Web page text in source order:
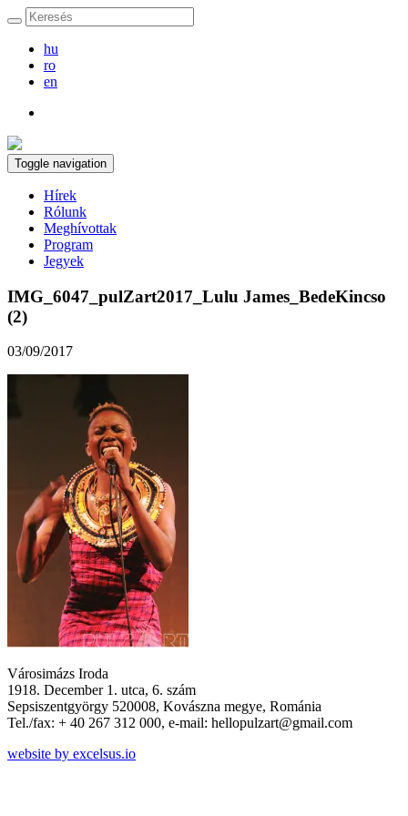
hu
ro
en
Toggle navigation
Hírek
Rólunk
Meghívottak
Program
Jegyek
IMG_6047_pulZart2017_Lulu James_BedeKincso
(2)
03/09/2017
Városimázs Iroda
1918. December 1. utca, 6. szám
Sepsiszentgyörgy 520008, Kovászna megye, Románia
Tel./fax: + 40 267 312 000, e-mail: hellopulzart@gmail.com
website by excelsus.io